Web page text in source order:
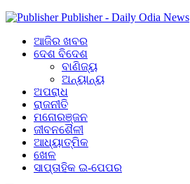
Publisher - Daily Odia News
ଆଜିର ଖବର
ଦେଶ ବିଦେଶ
ବାଣିଜ୍ୟ
ଅନ୍ୟାନ୍ୟ
ଅପରାଧ
ରାଜନୀତି
ମନୋରଞ୍ଜନ
ଜୀବନଶୈଳୀ
ଆଧ୍ୟାତ୍ମିକ
ଖେଳ
ସାପ୍ତାହିକ ଇ-ପେପର